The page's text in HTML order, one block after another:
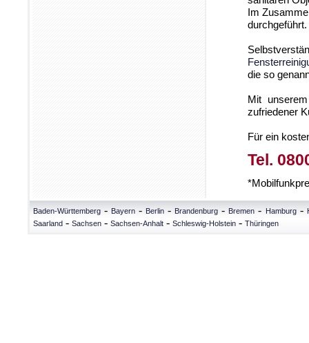
Im
durchgeführt.
die so
Mit
zufriedener
Für ein
Tel.
Baden-Württemberg - Bayern - Berlin - Brandenburg - Bremen - Hamburg-
Saarland - Sachsen - Sachsen-Anhalt - Schleswig-Holstein - Thüringen